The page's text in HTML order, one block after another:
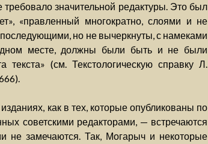
значительной редактуры. Это был
«правленный многократно, слоями и не
но не вычеркнуты, с намеками
месте, должны были быть и не были
(см. Текстологическую справку Л.
как в тех, которые опубликованы по
советскими редакторами, — встречаются
не замечаются. Так, Могарыч и некоторые